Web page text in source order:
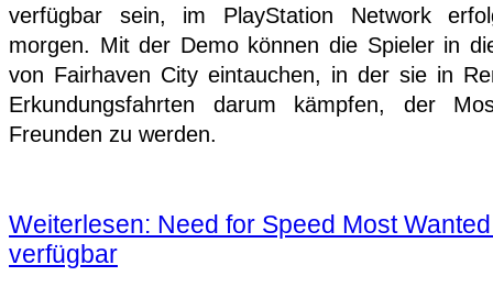
verfügbar sein, im PlayStation Network
morgen. Mit der Demo können die Spieler in
von Fairhaven City eintauchen, in der sie in
Erkundungsfahrten darum kämpfen, der
Freunden zu werden.
Weiterlesen: Need for Speed Most
verfügbar